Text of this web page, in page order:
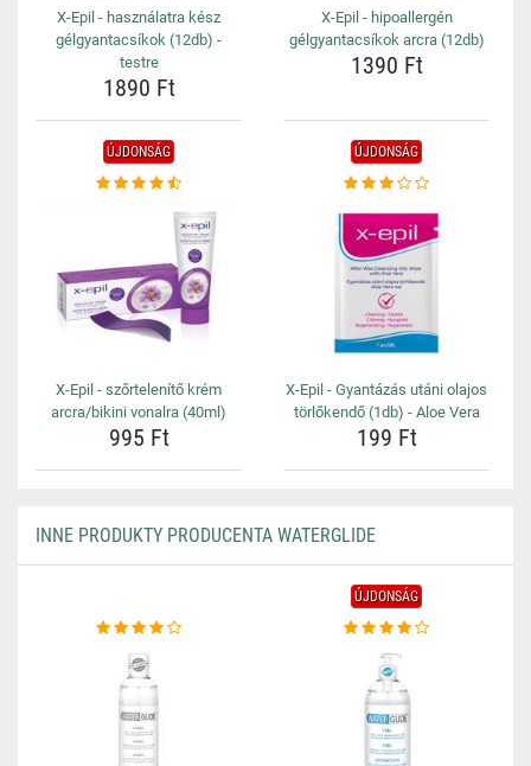
X-Epil - használatra kész
gélgyantacsíkok (12db) -
testre
1890 Ft
X-Epil - hipoallergén
gélgyantacsíkok arcra (12db)
1390 Ft
ÚJDONSÁG
X-Epil - szőrtelenítő krém
arcra/bikini vonalra (40ml)
995 Ft
ÚJDONSÁG
X-Epil - Gyantázás utáni olajos
törlőkendő (1db) - Aloe Vera
199 Ft
INNE PRODUKTY PRODUCENTA WATERGLIDE
ÚJDONSÁG